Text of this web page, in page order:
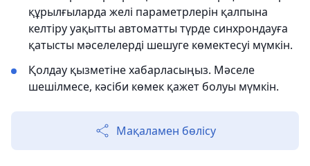
құрылғыларда желі параметрлерін қалпына
келтіру уақытты автоматты түрде синхрондауға
қатысты мәселелерді шешуге көмектесуі мүмкін.
Қолдау қызметіне хабарласыңыз. Мәселе
шешілмесе, кәсіби көмек қажет болуы мүмкін.
Мақаламен бөлісу